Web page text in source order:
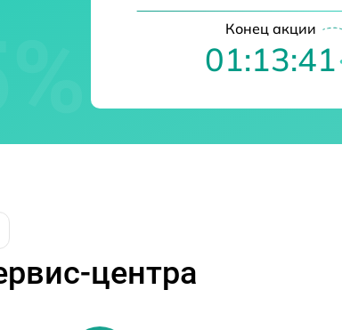
Конец акции
01:13:40
центра